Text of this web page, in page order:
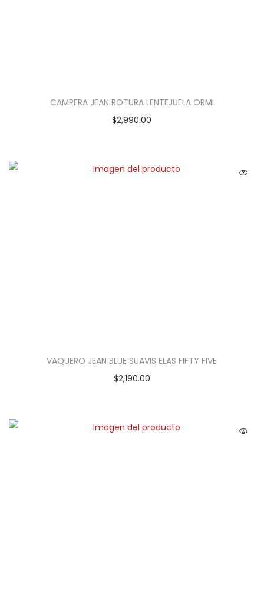
CAMPERA JEAN ROTURA LENTEJUELA ORMI
$2,990.00
VAQUERO JEAN BLUE SUAVIS ELAS FIFTY FIVE
$2,190.00